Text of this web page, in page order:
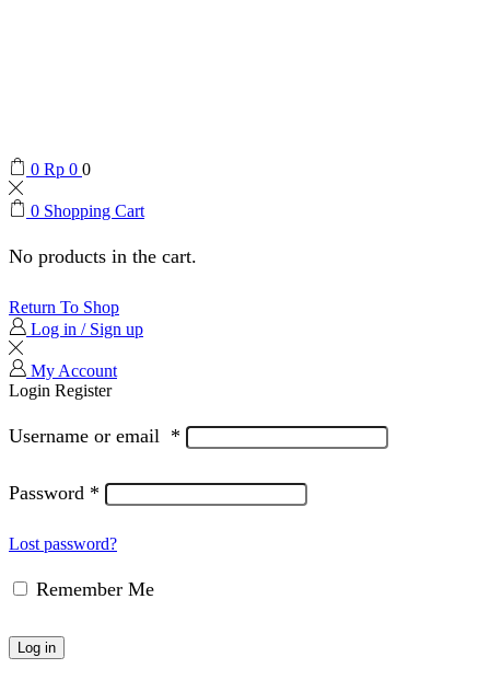
0 Rp 0 0
0 Shopping Cart
No products in the cart.
Return To Shop
Log in / Sign up
My Account
Login Register
Username or email *
Password *
Lost password?
Remember Me
Log in